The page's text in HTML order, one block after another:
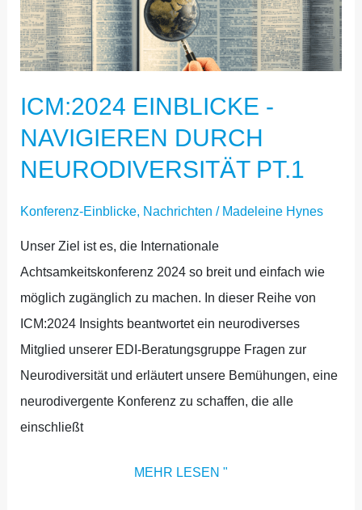
ICM:2024 EINBLICKE -
NAVIGIEREN DURCH
NEURODIVERSITÄT PT.1
Konferenz-Einblicke, Nachrichten / Madeleine Hynes
Unser Ziel ist es, die Internationale
Achtsamkeitskonferenz 2024 so breit und einfach wie
möglich zugänglich zu machen. In dieser Reihe von
ICM:2024 Insights beantwortet ein neurodiverses
Mitglied unserer EDI-Beratungsgruppe Fragen zur
Neurodiversität und erläutert unsere Bemühungen, eine
neurodivergente Konferenz zu schaffen, die alle
einschließt
NAVIGIEREN
NEURODIVERSITÄT
PT.1
MEHR LESEN "